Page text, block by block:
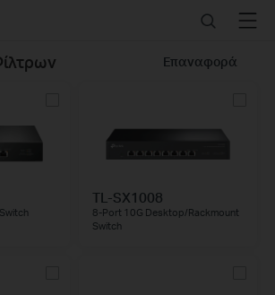
SearchMenu
Επαναφορά
TL-SX1008
8-Port 10G Desktop/Rackmount
Switch